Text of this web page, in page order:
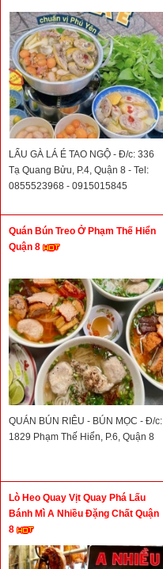
LẨU GÀ LÁ É TAO NGỘ - Đ/c: 336
Tạ Quang Bửu, P.4, Quận 8 - Tel:
0855523968 - 0915015845
Quán Bún Treo Ở Phạm Thế Hiển
Quận 8
QUÁN BÚN RIÊU - BÚN MỌC - Đ/c:
1829 Phạm Thế Hiển, P.6, Quận 8
Lò Heo Quay Vịt Quay Phá Lấu
Bánh Mì A Nhiều Đặng Chất Quận
8